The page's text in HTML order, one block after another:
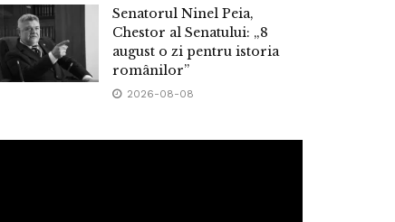
Senatorul Ninel Peia,
Chestor al Senatului: „8
august o zi pentru istoria
românilor”
2026-08-08